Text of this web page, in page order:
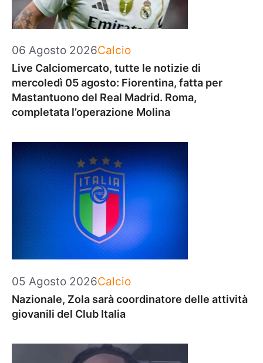
06 Agosto 2026Categorie
Calcio
Live Calciomercato, tutte le notizie di
mercoledì 05 agosto: Fiorentina, fatta per
Mastantuono del Real Madrid. Roma,
completata l’operazione Molina
05 Agosto 2026Categorie
Calcio
Nazionale, Zola sarà coordinatore delle attività
giovanili del Club Italia